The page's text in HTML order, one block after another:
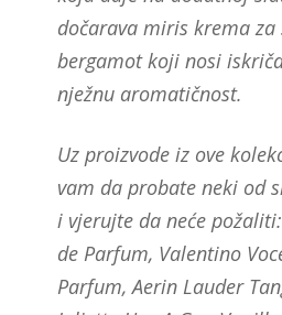
dočarava miris krema za
bergamot koji nosi
nježnu aromatičnost.
Uz proizvode iz ove
vam da probate neki od
i vjerujte da neće
de Parfum, Valentino
Parfum, Aerin Lauder